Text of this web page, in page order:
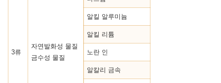
3류
자연발화성 물질
금수성 물질
알킬 알루미늄
알킬 리튬
노란 인
알칼리 금속